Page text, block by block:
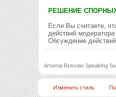
РЕШЕНИЕ
Если Вы считаете,
действий
Обсуждение
Arsenal Russian Speaking
Изменить стиль